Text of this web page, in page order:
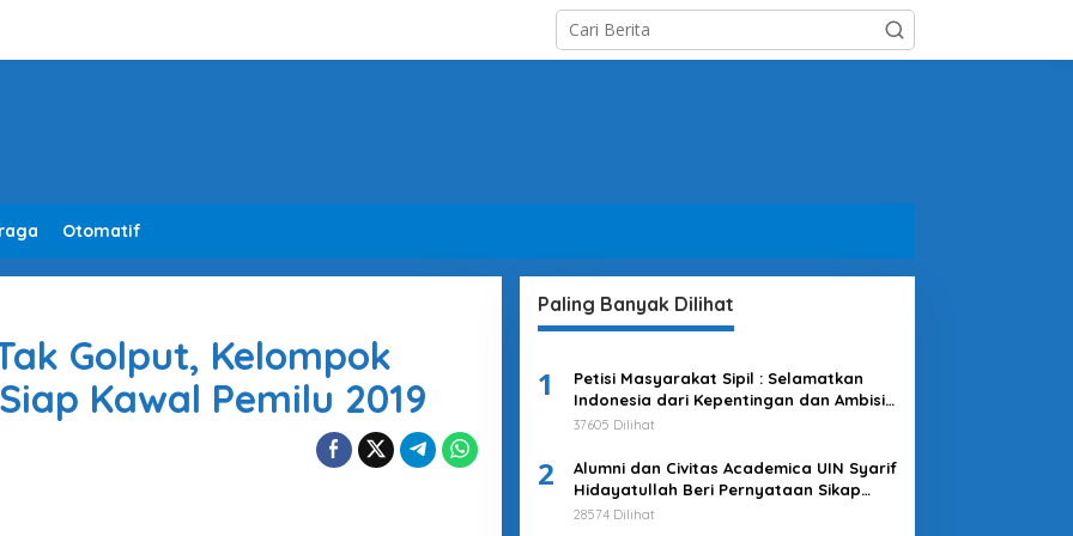
Otomatif
Golput, Kelompok
Kawal Pemilu 2019
Paling Banyak Dilihat
1
Petisi Masyarakat Sipil : Selamatkan
Indonesia dari Kepentingan dan Ambisi
Kekuasaan Jokowi & Kroni-kroninya!
Kepentingan Rakyat
37605 Dilihat
2
Alumni dan Civitas Academica UIN Syarif
Hidayatullah Beri Pernyataan Sikap
Merespons Penyelenggaraan Pemilu
28574 Dilihat